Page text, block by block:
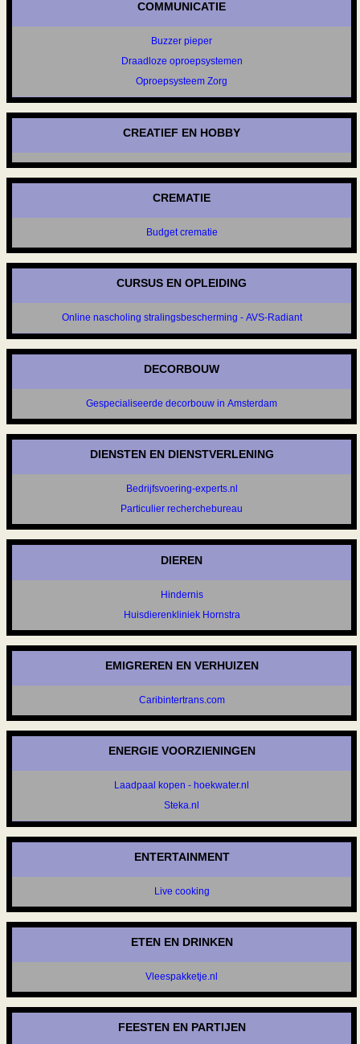
COMMUNICATIE
Buzzer pieper
Draadloze oproepsystemen
Oproepsysteem Zorg
CREATIEF EN HOBBY
CREMATIE
Budget crematie
CURSUS EN OPLEIDING
Online nascholing stralingsbescherming - AVS-Radiant
DECORBOUW
Gespecialiseerde decorbouw in Amsterdam
DIENSTEN EN DIENSTVERLENING
Bedrijfsvoering-experts.nl
Particulier recherchebureau
DIEREN
Hindernis
Huisdierenkliniek Hornstra
EMIGREREN EN VERHUIZEN
Caribintertrans.com
ENERGIE VOORZIENINGEN
Laadpaal kopen - hoekwater.nl
Steka.nl
ENTERTAINMENT
Live cooking
ETEN EN DRINKEN
Vleespakketje.nl
FEESTEN EN PARTIJEN